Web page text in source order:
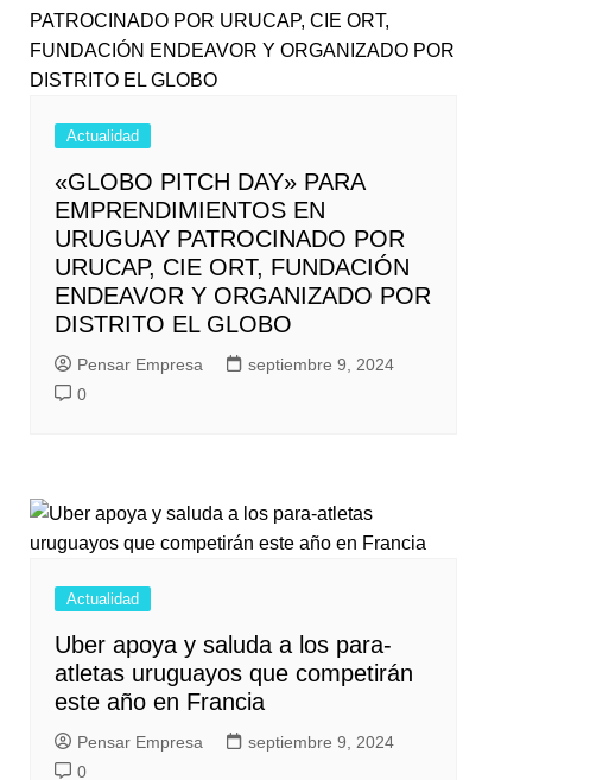
Actualidad
«GLOBO PITCH DAY» PARA
EMPRENDIMIENTOS EN
URUGUAY PATROCINADO POR
URUCAP, CIE ORT, FUNDACIÓN
ENDEAVOR Y ORGANIZADO POR
DISTRITO EL GLOBO
Pensar Empresa
septiembre 9, 2024
0
Actualidad
Uber apoya y saluda a los para-
atletas uruguayos que competirán
este año en Francia
Pensar Empresa
septiembre 9, 2024
0